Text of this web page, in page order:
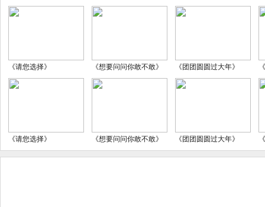
《请您选择》 《想要问问你敢不敢》 《团团圆圆过大年》
《请您选择》 《想要问问你敢不敢》 《团团圆圆过大年》